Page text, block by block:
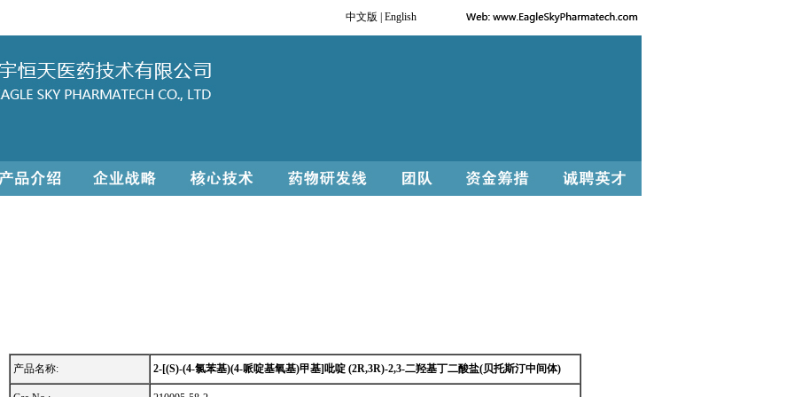
中文版 English
产品名称: 2-[(S)-(4-氯苯基)(4-哌啶基氧基)甲基]吡啶 (2R,3R)-2,3-二羟基丁二酸盐(贝托斯汀中间体)